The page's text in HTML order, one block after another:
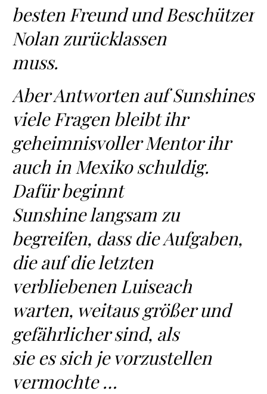
besten Freund und Beschützer
Nolan zurücklassen
muss.
Aber Antworten auf Sunshines
viele Fragen bleibt ihr
geheimnisvoller Mentor ihr
auch in Mexiko schuldig.
Dafür beginnt
Sunshine langsam zu
begreifen, dass die Aufgaben,
die auf die letzten
verbliebenen Luiseach
warten, weitaus größer und
gefährlicher sind, als
sie es sich je vorzustellen
vermochte …